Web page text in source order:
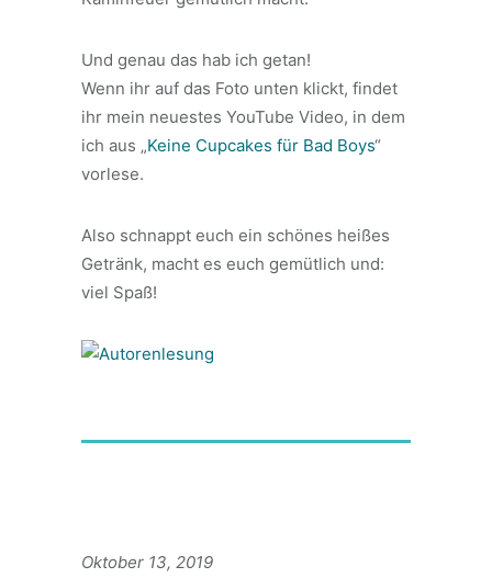
Und genau das hab ich getan!
Wenn ihr auf das Foto unten klickt, findet
ihr mein neuestes YouTube Video, in dem
ich aus „Keine Cupcakes für Bad Boys“
vorlese.
Also schnappt euch ein schönes heißes
Getränk, macht es euch gemütlich und:
viel Spaß!
Oktober 13, 2019